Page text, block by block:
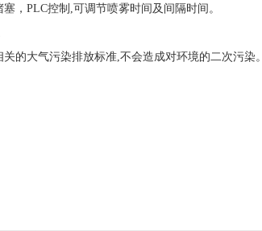
，PLC控制,可调节喷雾时间及间隔时间。
大气污染排放标准,不会造成对环境的二次污染。